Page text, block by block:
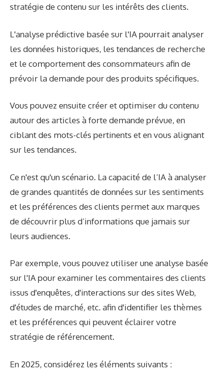
stratégie de contenu sur les intérêts des clients.
L'analyse prédictive basée sur l'IA pourrait analyser
les données historiques, les tendances de recherche
et le comportement des consommateurs afin de
prévoir la demande pour des produits spécifiques.
Vous pouvez ensuite créer et optimiser du contenu
autour des articles à forte demande prévue, en
ciblant des mots-clés pertinents et en vous alignant
sur les tendances.
Ce n'est qu'un scénario. La capacité de l’IA à analyser
de grandes quantités de données sur les sentiments
et les préférences des clients permet aux marques
de découvrir plus d’informations que jamais sur
leurs audiences.
Par exemple, vous pouvez utiliser une analyse basée
sur l'IA pour examiner les commentaires des clients
issus d'enquêtes, d'interactions sur des sites Web,
d'études de marché, etc. afin d'identifier les thèmes
et les préférences qui peuvent éclairer votre
stratégie de référencement.
En 2025, considérez les éléments suivants :